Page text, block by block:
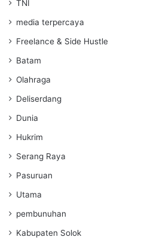
TNI
media terpercaya
Freelance & Side Hustle
Batam
Olahraga
Deliserdang
Dunia
Hukrim
Serang Raya
Pasuruan
Utama
pembunuhan
Kabupaten Solok